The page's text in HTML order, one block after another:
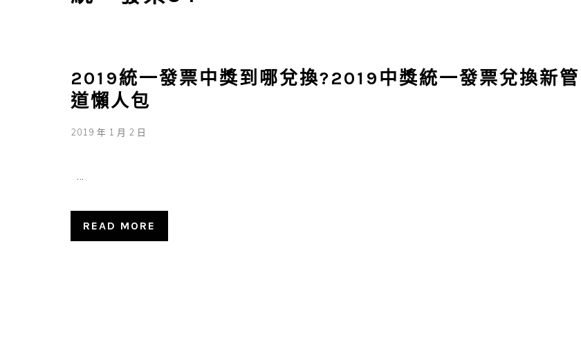
2019統一發票中獎到哪兌換?2019中獎統一發票兌換新管
道懶人包
2019 年 1 月 2 日
...
READ MORE